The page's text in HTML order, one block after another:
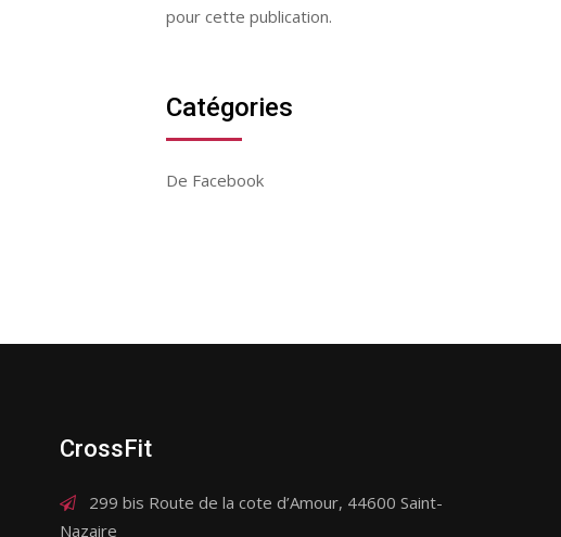
pour cette publication.
Catégories
De Facebook
CrossFit
299 bis Route de la cote d’Amour, 44600 Saint-
Nazaire